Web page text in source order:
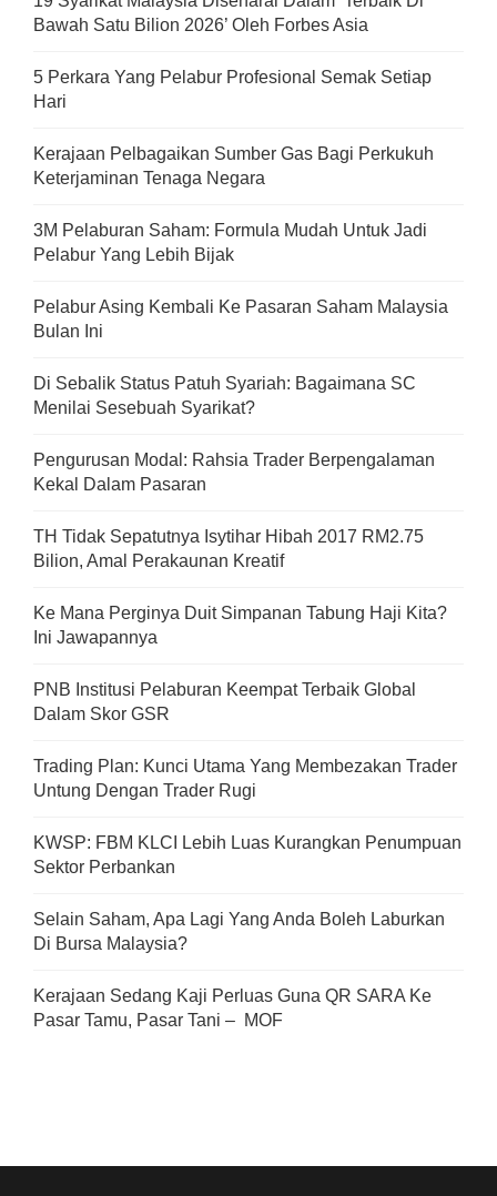
Bawah Satu Bilion 2026’ Oleh Forbes Asia
5 Perkara Yang Pelabur Profesional Semak Setiap
Hari
Kerajaan Pelbagaikan Sumber Gas Bagi Perkukuh
Keterjaminan Tenaga Negara
3M Pelaburan Saham: Formula Mudah Untuk Jadi
Pelabur Yang Lebih Bijak
Pelabur Asing Kembali Ke Pasaran Saham Malaysia
Bulan Ini
Di Sebalik Status Patuh Syariah: Bagaimana SC
Menilai Sesebuah Syarikat?
Pengurusan Modal: Rahsia Trader Berpengalaman
Kekal Dalam Pasaran
TH Tidak Sepatutnya Isytihar Hibah 2017 RM2.75
Bilion, Amal Perakaunan Kreatif
Ke Mana Perginya Duit Simpanan Tabung Haji Kita?
Ini Jawapannya
PNB Institusi Pelaburan Keempat Terbaik Global
Dalam Skor GSR
Trading Plan: Kunci Utama Yang Membezakan Trader
Untung Dengan Trader Rugi
KWSP: FBM KLCI Lebih Luas Kurangkan Penumpuan
Sektor Perbankan
Selain Saham, Apa Lagi Yang Anda Boleh Laburkan
Di Bursa Malaysia?
Kerajaan Sedang Kaji Perluas Guna QR SARA Ke
Pasar Tamu, Pasar Tani – MOF